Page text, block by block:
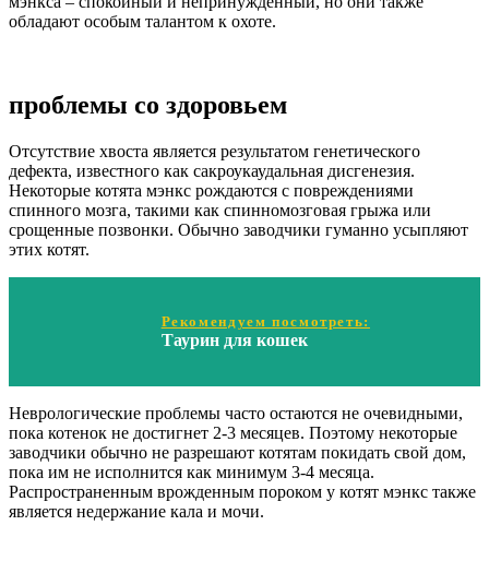
обладают особым талантом к охоте.
проблемы со здоровьем
Отсутствие хвоста является результатом генетического
дефекта, известного как сакроукаудальная дисгенезия.
Некоторые котята мэнкс рождаются с повреждениями
спинного мозга, такими как спинномозговая грыжа или
срощенные позвонки. Обычно заводчики гуманно усыпляют
этих котят.
Рекомендуем посмотреть:
Таурин для кошек
Неврологические проблемы часто остаются не очевидными,
пока котенок не достигнет 2-3 месяцев. Поэтому некоторые
заводчики обычно не разрешают котятам покидать свой дом,
пока им не исполнится как минимум 3-4 месяца.
Распространенным врожденным пороком у котят мэнкс также
является недержание кала и мочи.